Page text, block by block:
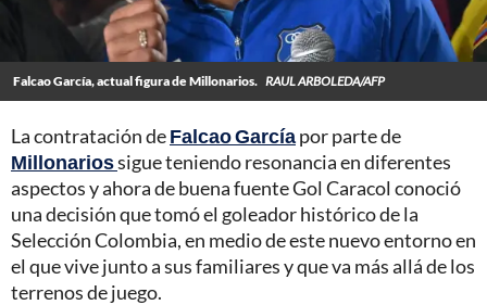
Falcao García, actual figura de Millonarios. RAUL ARBOLEDA/AFP
La contratación deFalcao Garcíapor parte de
Millonariossigue teniendo resonancia en diferentes
aspectos y ahora de buena fuente Gol Caracol conoció
una decisión que tomó el goleador histórico de la
Selección Colombia, en medio de este nuevo entorno en
el que vive junto a sus familiares y que va más allá de los
terrenos de juego.